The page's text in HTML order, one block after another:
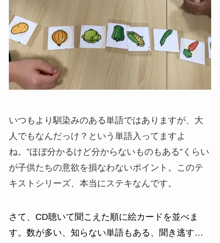
いつもより馴染みのある単語ではありますが、大
人でもなんだっけ？という単語入ってますよ
ね。”ほぼ分かるけど分からないものもある”くらい
が子供たちの意欲を損なわないポイント。このテ
キストシリーズ、本当にステキなんです。
さて、CD聴いて聞こえた順に絵カードを並べま
す。数が多い、知らない単語もある、聞き逃す…